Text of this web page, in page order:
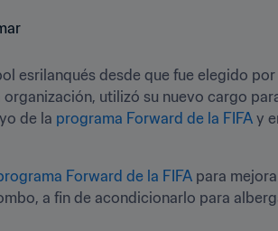
esrilanqués desde que fue elegido
organización, utilizó su nuevo cargo
de la programa Forward de la FIFA y
Forward de la FIFA para
a fin de acondicionarlo para